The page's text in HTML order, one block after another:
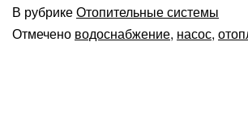
В рубрикеОтопительные системы
Отмечено водоснабжение, насос,